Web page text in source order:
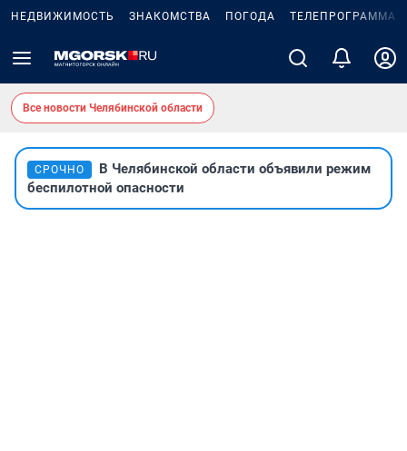
НЕДВИЖИМОСТЬ ЗНАКОМСТВА ПОГОДА ТЕЛЕПРОГРАММА
Все новости Челябинской области
СРОЧНО
В Челябинской области объявили режим
беспилотной опасности